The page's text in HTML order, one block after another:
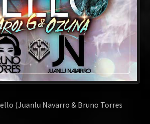
(Juanlu Navarro & Bruno Torres